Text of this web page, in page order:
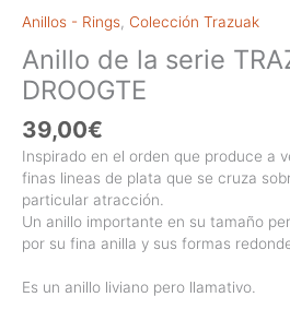
Anillos - Rings, Colección Trazuak
Anillo de la serie
DROOGTE
39,00€
Inspirado en el orden que produce a
finas lineas de plata que se cruza
particular atracción.
Un anillo importante en su tamaño
por su fina anilla y sus formas
Es un anillo liviano pero llamativo.